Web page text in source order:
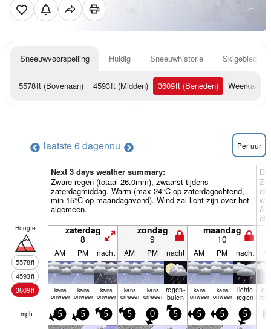
Sneeuwvoorspelling Huidig Sneeuwhistorie Skigebied
5578ft (Bovenaan) 4593ft (Midden) 3609ft (Beneden)
laatste 6 dagennu Per uur
Next 3 days weather summary:
Zware regen (totaal 26.0mm), zwaarst tijdens
zaterdagmiddag. Warm (max 24°C op zaterdagochtend,
min 15°C op maandagavond). Wind zal licht zijn over het
algemeen.
Hoogte
5578ft
4593ft
3609ft
zaterdag
8
zondag
9
maandag
10
AM PM nacht AM PM nacht AM PM nacht
kans
onweer
kans
onweer
kans
onweer
kans
onweer
kans
onweer
regen­
buien
kans
onweer
kans
onweer
lichte
regen
mph 5 5 5 5 0 5 5 5 5